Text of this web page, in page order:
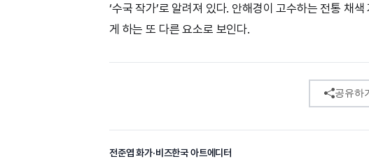
‘수국 작가’로 알려져 있다. 안해경이 고수하는 전통 채
게 하는 또 다른 요소로 보인다.
공유하
전준엽 화가·비즈한국 아트에디터